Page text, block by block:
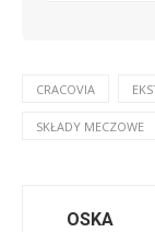
CRACOVIA
SKŁADY MECZOWE
OSKA